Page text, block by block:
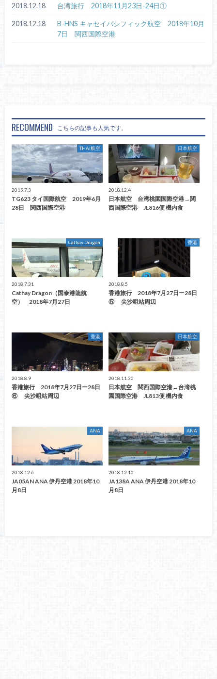
2018.12.18 台湾旅行 2018年11月23日-24日①
2018.12.18
B-HNS キャセイパシフィック航空 2018年10月
7日 関西国際空港
RECOMMEND こちらの記事も人気です。
THAI航空
2019.7.3
TG623 タイ国際航空 2019年6月
28日 関西国際空港
日本航空
2018.12.4
日本航空 台湾桃園国際空港→関
西国際空港 JL816便 機内食
Cathay Dragon
2018.7.31
Cathay Dragon（国泰港龍航
空） 2018年7月27日
香港
2018.8.5
香港旅行 2018年7月27日ー28日
⑤ 尖沙咀站周辺
香港
2018.8.9
香港旅行 2018年7月27日ー28日
⑥ 尖沙咀站周辺
日本航空
2018.11.30
日本航空 関西国際空港→台湾桃
園国際空港 JL813便 機内食
ANA
2018.12.6
JA05AN ANA 伊丹空港 2018年10
月8日
ANA
2018.12.10
JA138A ANA 伊丹空港 2018年10
月8日